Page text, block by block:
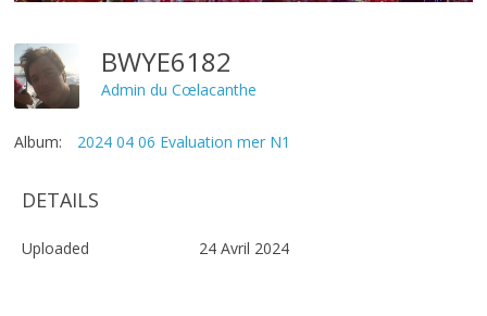
BWYE6182
Admin du Cœlacanthe
Album: 2024 04 06 Evaluation mer N1
DETAILS
Uploaded 24 Avril 2024